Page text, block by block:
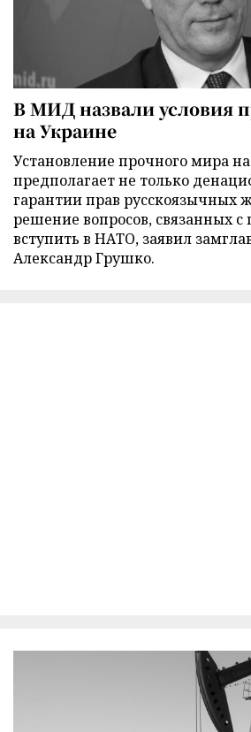
В МИД назвали условия
на Украине
Установление прочного мира
предполагает не только
гарантии прав русскоязычных
решение вопросов, связанных
вступить в НАТО, заявил
Александр Грушко.